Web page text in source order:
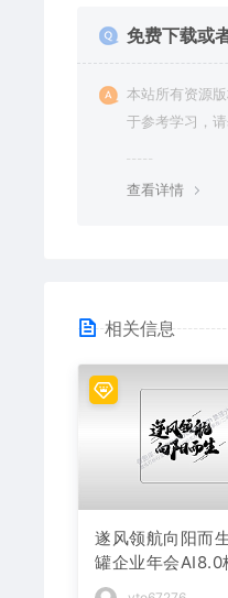
免费下载或
本站所有资源
于参考学习，
查看详情
相关信息
遂风领航向阳而
罐企业年会AI8.0
光打标文件通用矢